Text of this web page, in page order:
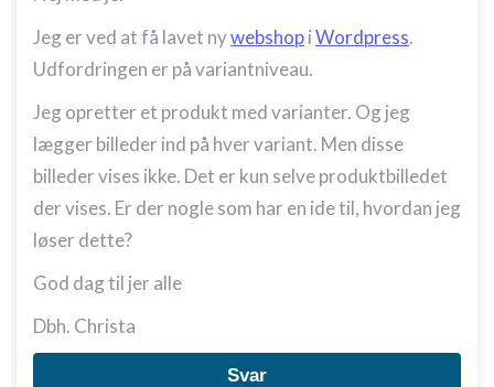
Jeg er ved at få lavet nywebshopiWordpress.
Udfordringen er på variantniveau.
Jeg opretter et produkt med varianter. Og jeg
lægger billeder ind på hver variant. Men disse
billeder vises ikke. Det er kun selve produktbilledet
der vises. Er der nogle som har en ide til, hvordan jeg
løser dette?
God dag til jer alle
Dbh. Christa
Svar